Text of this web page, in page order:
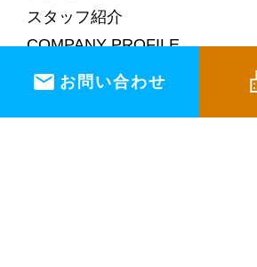
お問い合わせ
スタッフ紹介
COMPANY PROFILE